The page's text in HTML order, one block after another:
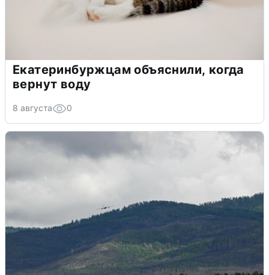
Екатеринбуржцам объяснили, когда
вернут воду
8 августа 0